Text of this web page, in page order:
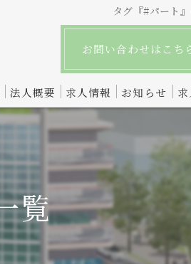
タグ『#パート
お問い合わせはこち
法人概要 求人情報 お知らせ
覧